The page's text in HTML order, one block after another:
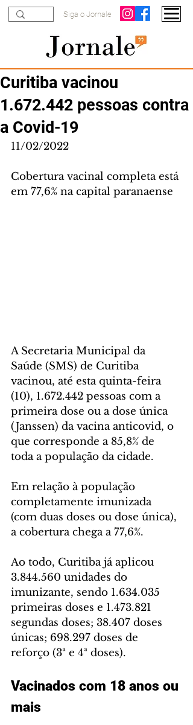
Siga o Jornale
Curitiba vacinou
1.672.442 pessoas contra
a Covid-19
11/02/2022
Cobertura vacinal completa está
em 77,6% na capital paranaense
A Secretaria Municipal da
Saúde (SMS) de Curitiba
vacinou, até esta quinta-feira
(10), 1.672.442 pessoas com a
primeira dose ou a dose única
(Janssen) da vacina anticovid, o
que corresponde a 85,8% de
toda a população da cidade.
Em relação à população
completamente imunizada
(com duas doses ou dose única),
a cobertura chega a 77,6%.
Ao todo, Curitiba já aplicou
3.844.560 unidades do
imunizante, sendo 1.634.035
primeiras doses e 1.473.821
segundas doses; 38.407 doses
únicas; 698.297 doses de
reforço (3ª e 4ª doses).
Vacinados com 18 anos ou
mais